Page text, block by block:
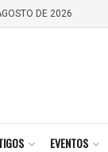
DE 2026
EVENTOS